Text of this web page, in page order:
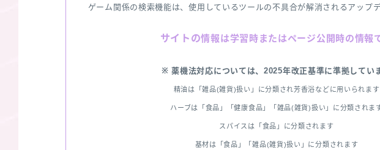
ゲーム関係の検索機能は、使用しているツールの不具合が解消されるアップ
サイトの情報は学習時またはページ公開時の情報
※ 薬機法対応については、2025年改正基準に準拠してい
精油は「雑品(雑貨)扱い」に分類され芳香浴などに用いられます
ハーブは「食品」「健康食品」「雑品(雑貨)扱い」に分類されま
スパイスは「食品」に分類されます
基材は「食品」「雑品(雑貨)扱い」に分類されます